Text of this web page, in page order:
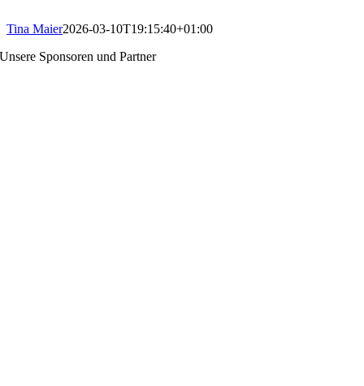
Tina Maier2026-03-10T19:15:40+01:00
Unsere Sponsoren und Partner